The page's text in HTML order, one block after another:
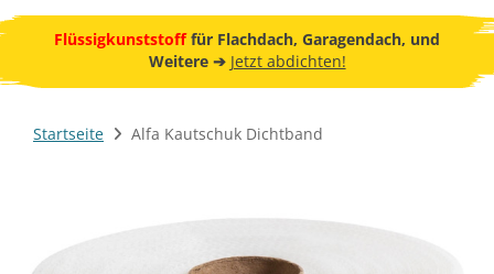
Flüssigkunststofffür Flachdach, Garagendach, und
Weitere ➔ Jetzt abdichten!
Startseite Alfa Kautschuk Dichtband